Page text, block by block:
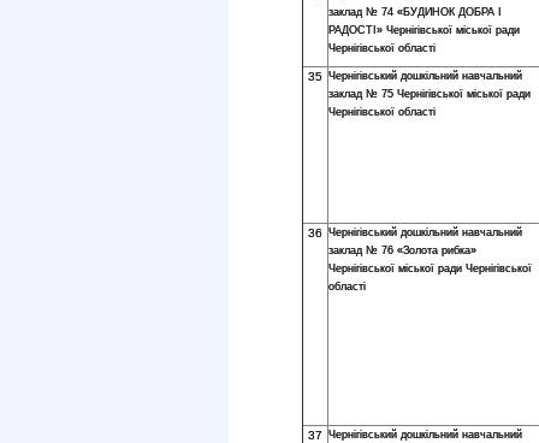
заклад № 74 «БУДИНОК ДОБРА І
РАДОСТІ» Чернігівської міської ради
Чернігівської області
35 Чернігівський дошкільний навчальний
заклад № 75 Чернігівської міської ради
Чернігівської області
36 Чернігівський дошкільний навчальний
заклад № 76 «Золота рибка»
Чернігівської міської ради Чернігівської
області
37 Чернігівський дошкільний навчальний